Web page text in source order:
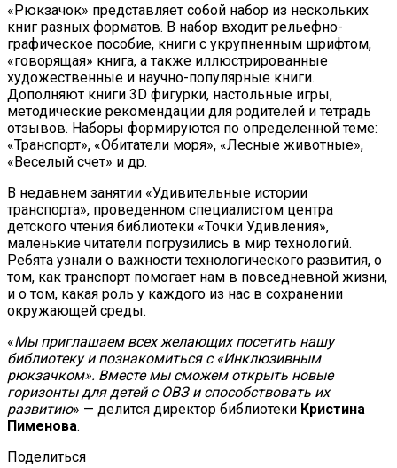
«Рюкзачок» представляет собой набор из нескольких
книг разных форматов. В набор входит рельефно-
графическое пособие, книги с укрупненным шрифтом,
«говорящая» книга, а также иллюстрированные
художественные и научно-популярные книги.
Дополняют книги 3D фигурки, настольные игры,
методические рекомендации для родителей и тетрадь
отзывов. Наборы формируются по определенной теме:
«Транспорт», «Обитатели моря», «Лесные животные»,
«Веселый счет» и др.
В недавнем занятии «Удивительные истории
транспорта», проведенном специалистом центра
детского чтения библиотеки «Точки Удивления»,
маленькие читатели погрузились в мир технологий.
Ребята узнали о важности технологического развития, о
том, как транспорт помогает нам в повседневной жизни,
и о том, какая роль у каждого из нас в сохранении
окружающей среды.
«Мы приглашаем всех желающих посетить нашу
библиотеку и познакомиться с «Инклюзивным
рюкзачком». Вместе мы сможем открыть новые
горизонты для детей с ОВЗ и способствовать их
развитию» — делится директор библиотеки Кристина
Пименова.
Поделиться